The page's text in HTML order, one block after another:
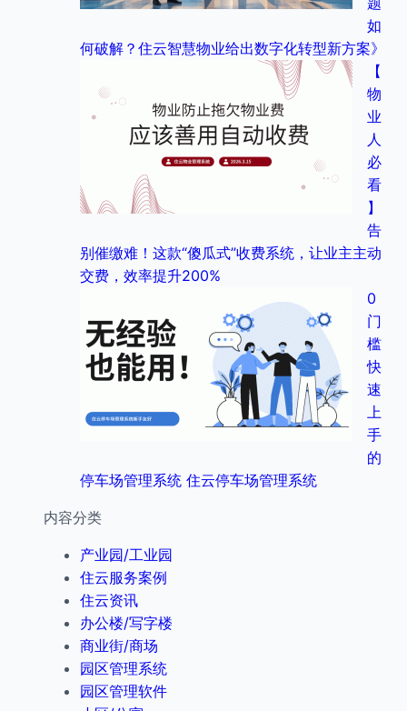
如
何破解？住云智慧物业给出数字化转型新方案》
【
物
业
人
必
看
】
告
别催缴难！这款“傻瓜式”收费系统，让业主主动
交费，效率提升200%
0
门
槛
快
速
上
手
的
停车场管理系统 住云停车场管理系统
内容分类
产业园/工业园
住云服务案例
住云资讯
办公楼/写字楼
商业街/商场
园区管理系统
园区管理软件